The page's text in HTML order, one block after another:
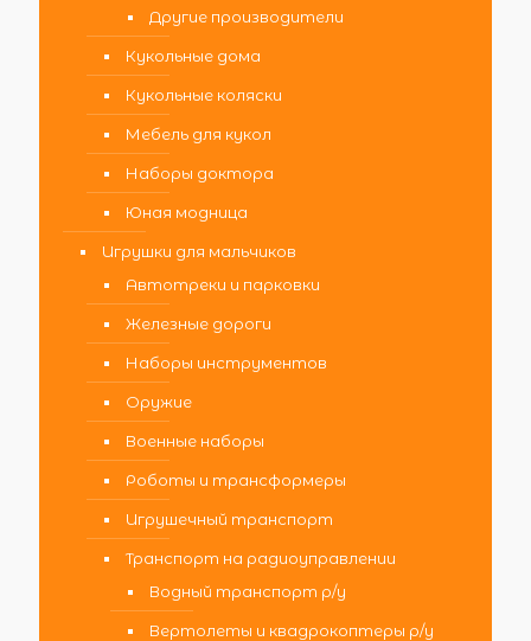
Другие производители
Кукольные дома
Кукольные коляски
Мебель для кукол
Наборы доктора
Юная модница
Игрушки для мальчиков
Автотреки и парковки
Железные дороги
Наборы инструментов
Оружие
Военные наборы
Роботы и трансформеры
Игрушечный транспорт
Транспорт на радиоуправлении
Водный транспорт р/у
Вертолеты и квадрокоптеры р/у